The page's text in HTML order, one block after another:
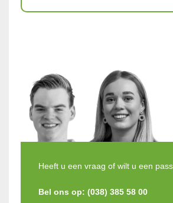
Heeft u een vraag of wilt u een
Bel ons op: (038) 385 58 00